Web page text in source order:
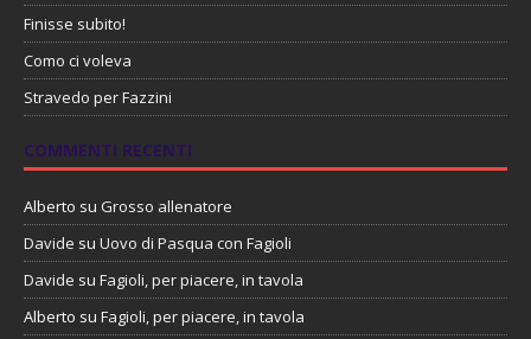
Finisse subito!
Como ci voleva
Stravedo per Fazzini
COMMENTI RECENTI
Alberto su Grosso allenatore
Davide su Uovo di Pasqua con Fagioli
Davide su Fagioli, per piacere, in tavola
Alberto su Fagioli, per piacere, in tavola